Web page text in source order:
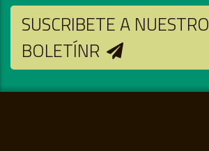
SUSCRIBETE A NUESTRO
BOLETÍNR